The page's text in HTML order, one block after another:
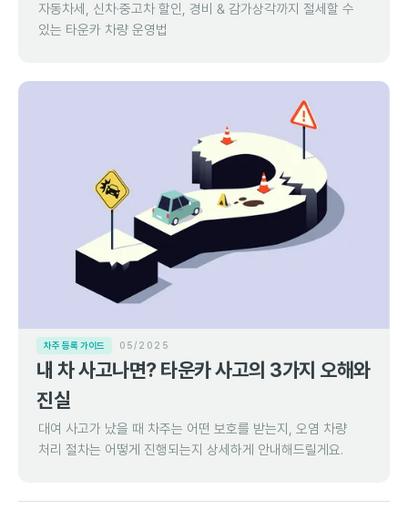
자동차세, 신차·중고차 할인, 경비 & 감가상각까지 절세할 수
있는 타운카 차량 운영법
차주 등록 가이드 05/2025
내 차 사고나면? 타운카 사고의 3가지 오해와
진실
대여 사고가 났을 때 차주는 어떤 보호를 받는지, 오염 차량
처리 절차는 어떻게 진행되는지 상세하게 안내해드릴게요.